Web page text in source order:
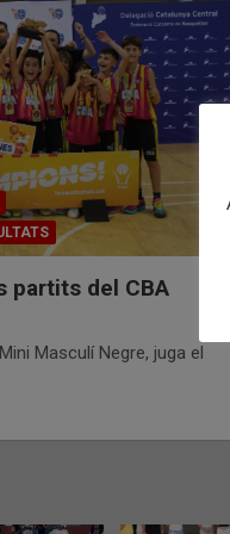
partits del CBA
Masculí Negre, juga el